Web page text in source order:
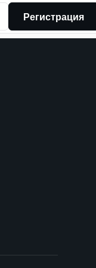
Регистрация